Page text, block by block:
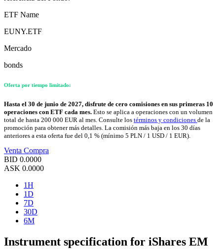
ETF Name
EUNY.ETF
Mercado
bonds
Oferta por tiempo limitado:
Hasta el 30 de junio de 2027, disfrute de cero comisiones en sus primeras 10
operaciones con ETF cada mes. Esto se aplica a operaciones con un volumen
total de hasta 200 000 EUR al mes. Consulte los términos y condiciones de la
promoción para obtener más detalles. La comisión más baja en los 30 días
anteriores a esta oferta fue del 0,1 % (mínimo 5 PLN / 1 USD / 1 EUR).
Venta Compra
BID 0.0000
ASK 0.0000
1H
1D
7D
30D
6M
Instrument specification for iShares EM